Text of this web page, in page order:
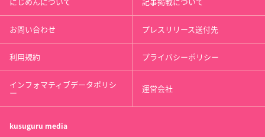
お問い合わせ プレスリリース送付先
利用規約 プライバシーポリシー
インフォマティブデータポリシ
ー 運営会社
kusuguru media